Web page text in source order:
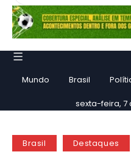
Mundo Brasil
sexta-feira, 7
Brasil Destaques